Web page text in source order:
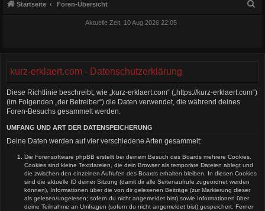
Startseite Foren-Übersicht
Aktuelle Zeit: 10 Aug 2026 22:05
kurz-erklaert.com - Datenschutzerklärung
Diese Richtlinie beschreibt, wie „kurz-erklaert.com“ („https://kurz-erklaert.com“)
(im Folgenden „der Betreiber“) die Daten verwendet, die während deines
Foren-Besuchs gesammelt werden.
UMFANG UND ART DER DATENSPEICHERUNG
Deine Daten werden auf vier verschiedene Arten gesammelt:
Die Forensoftware phpBB erstellt bei deinem Besuch des Boards mehrere Cookies.
Cookies sind kleine Textdateien, die dein Browser als temporäre Dateien ablegt und
die zwischen den einzelnen Aufrufen des Boards erhalten bleiben. In diesen Cookies
sind die aktuelle ID deiner Sitzung (damit dir alle Seitenaufrufe zugeordnet werden
können), Informationen über die von dir gelesenen Beiträge (zur Markierung dieser
als gelesen/ungelesen; sofern du nicht angemeldet bist) sowie Informationen über
deine Teilnahme an Umfragen (sofern du nicht angemeldet bist) gespeichert. Ferner